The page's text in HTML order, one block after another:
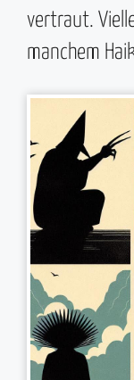
vertraut.
manchem